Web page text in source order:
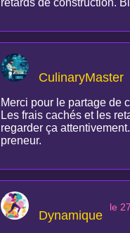
CulinaryMaster
Merci pour le partage de
Les frais cachés et les
regarder ça
preneur.
Dynamique
le